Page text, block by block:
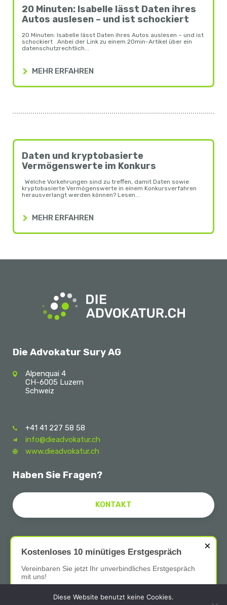
20 Minuten: Isabelle lässt Daten ihres
Autos auslesen – und ist schockiert
20 Minuten: Isabelle lässt Daten ihres Autos auslesen – und ist
schockiert Anbei der Link zu einem 20min-Artikel über ein
datenschutzrechtlich...
MEHR ERFAHREN
Daten und kryptobasierte
Vermögenswerte im Konkurs
Welche Vorkehrungen sind zu treffen, damit Daten sowie
kryptobasierte Vermögenswerte in einem Konkursverfahren
herausverlangt werden können? Lesen...
MEHR ERFAHREN
Die Advokatur Sury AG
Alpenquai 4
CH-6005 Luzern
Schweiz
+41 41 227 58 58
info@dieadvokatur.ch
www.dieadvokatur.ch
Haben Sie Fragen?
KONTAKT
Follow Us ×
Kostenloses 10 minütiges Erstgespräch
Vereinbaren Sie jetzt Ihr unverbindliches Erstgespräch
mit uns!
Kontakt aufnehmen
Diese Website benutzt keine Cookies.